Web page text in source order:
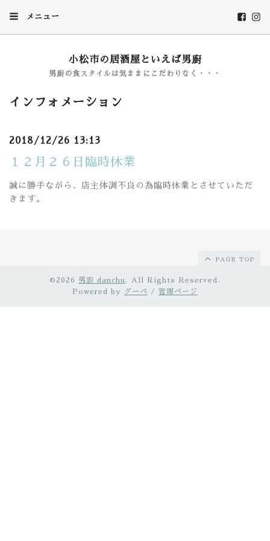
メニュー
小松市の居酒屋といえば男廚
男廚の食スタイルは気ままにこだわりなく・・・
インフォメーション
2018/12/26 13:13
１２月２６日臨時休業
誠に勝手ながら、店主体調不良の為臨時休業とさせていただ
きます。
PAGE TOP
©2026 男廚 danchu . All Rights Reserved.
Powered by
グーペ / 管理ページ